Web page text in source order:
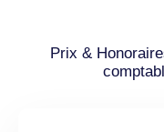
Prix &